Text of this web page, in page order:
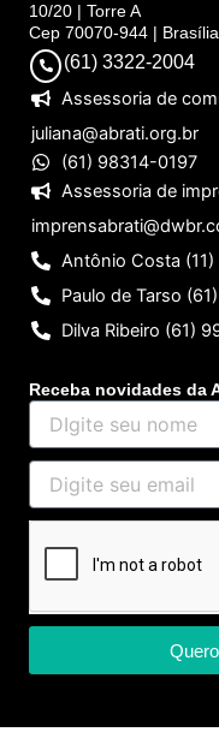
10/20 | Torre A
Cep 70070-944 |
(61) 3322-2004
Assessoria de
juliana@abrati.org.br
(61) 98314-0197
Assessoria de
Antônio Costa
Paulo de Tarso
Dilva Ribeiro (61)
Receba novidades da
DIgite
seu
nome
Digite
seu
email